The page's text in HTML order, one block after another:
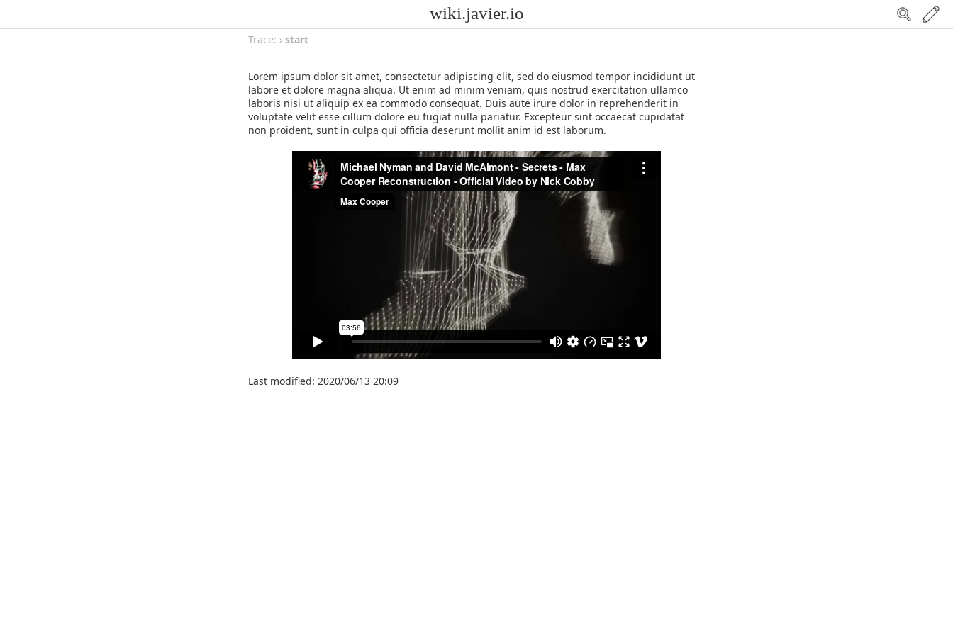
wiki.javier.io
Trace: › start
Lorem ipsum dolor sit amet, consectetur adipiscing elit, sed do eiusmod tempor incididunt ut
labore et dolore magna aliqua. Ut enim ad minim veniam, quis nostrud exercitation ullamco
laboris nisi ut aliquip ex ea commodo consequat. Duis aute irure dolor in reprehenderit in
voluptate velit esse cillum dolore eu fugiat nulla pariatur. Excepteur sint occaecat cupidatat
non proident, sunt in culpa qui officia deserunt mollit anim id est laborum.
Last modified: 2020/06/13 20:09